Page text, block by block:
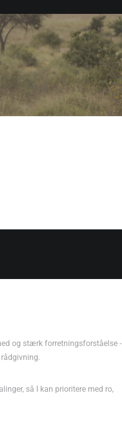
og stærk forretningsforståelse -
så I kan prioritere med ro,